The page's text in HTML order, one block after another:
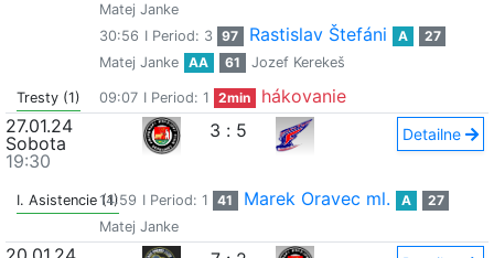
Matej Janke
30:56 I Period: 3 97 Rastislav Štefáni A
27
Matej Janke
AA 61 Jozef Kerekeš
Tresty (1) 09:07 I Period: 1 2min
hákovanie
27.01.24
Sobota
19:30
3 : 5 Detailne
I. Asistencie (1)14:59 I Period: 1 41 Marek Oravec ml. A
27
Matej Janke